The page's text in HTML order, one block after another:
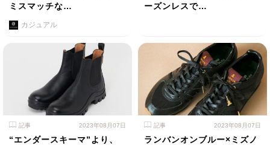
ミスマッチな…
カジュアル
ーズンレスで…
記事 2023年08月07日
“エンダースキーマ”より、
記事 2023年08月07日
ランバンオンブルー×ミズノ